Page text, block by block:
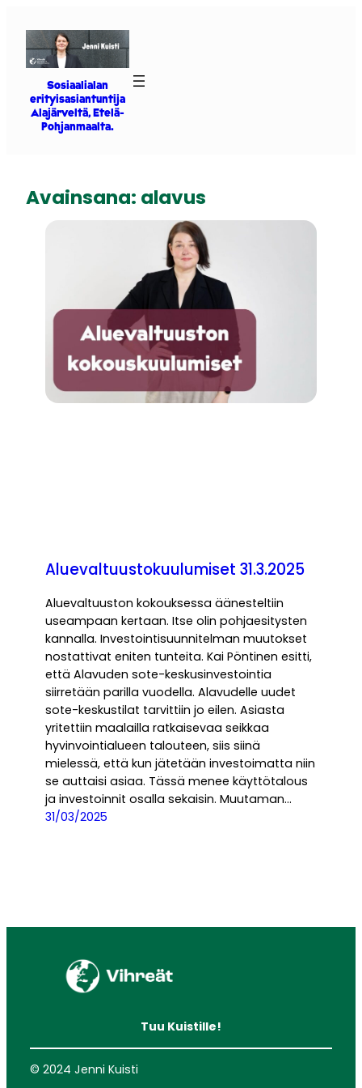
sisältöön
Sosiaalialan
erityisasiantuntija
Alajärveltä, Etelä-
Pohjanmaalta.
Avainsana: alavus
Aluevaltuustokuulumiset 31.3.2025
Aluevaltuuston kokouksessa äänesteltiin
useampaan kertaan. Itse olin pohjaesitysten
kannalla. Investointisuunnitelman muutokset
nostattivat eniten tunteita. Kai Pöntinen esitti,
että Alavuden sote-keskusinvestointia
siirretään parilla vuodella. Alavudelle uudet
sote-keskustilat tarvittiin jo eilen. Asiasta
yritettiin maalailla ratkaisevaa seikkaa
hyvinvointialueen talouteen, siis siinä
mielessä, että kun jätetään investoimatta niin
se auttaisi asiaa. Tässä menee käyttötalous
ja investoinnit osalla sekaisin. Muutaman…
31/03/2025
Tuu Kuistille!
© 2024 Jenni Kuisti